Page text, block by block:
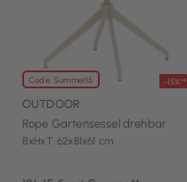
Code: Summer15 -15%**
OUTDOOR
Rope Gartensessel drehbar
BxHxT: 62x81x61 cm